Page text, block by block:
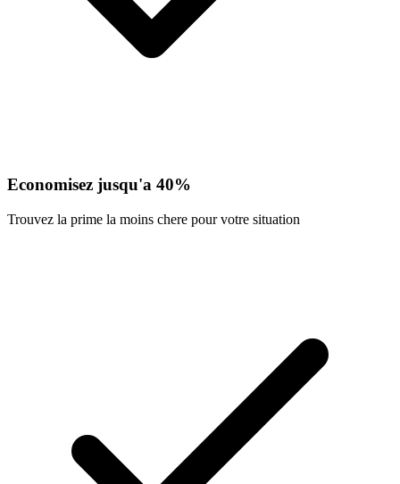
Economisez jusqu'a 40%
Trouvez la prime la moins chere pour votre situation